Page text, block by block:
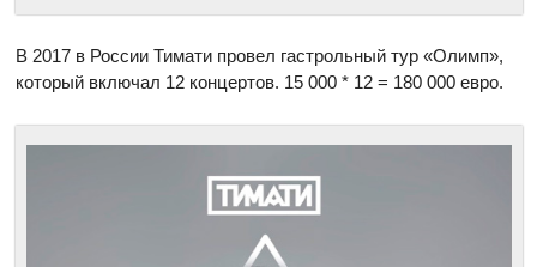
В 2017 в России Тимати провел гастрольный тур «Олимп»,
который включал 12 концертов. 15 000 * 12 = 180 000 евро.